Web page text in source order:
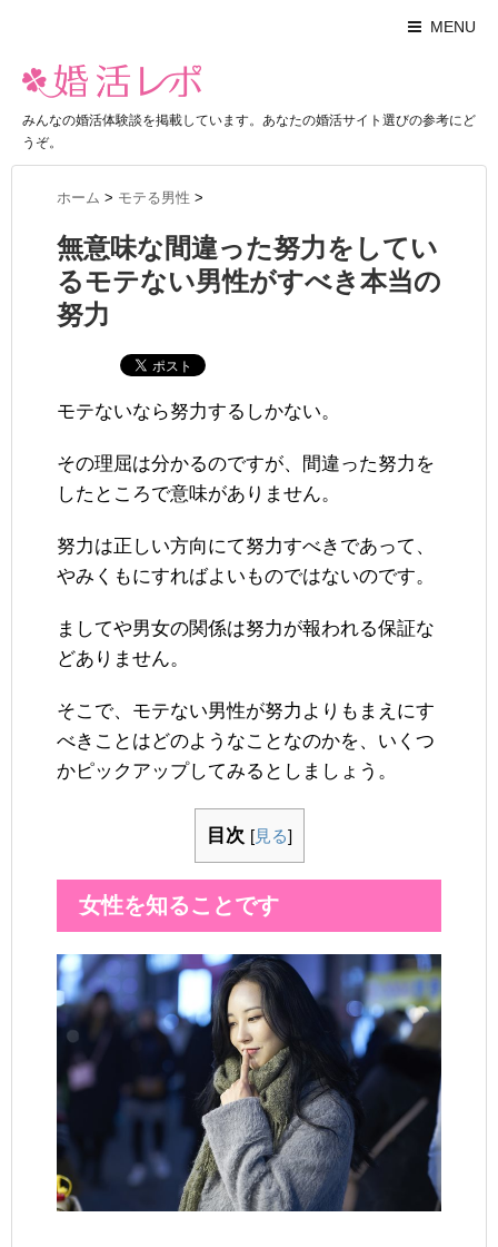
MENU
みんなの婚活体験談を掲載しています。あなたの婚活サイト選びの参考にど
うぞ。
ホーム > モテる男性 >
無意味な間違った努力をしてい
るモテない男性がすべき本当の
努力
モテないなら努力するしかない。
その理屈は分かるのですが、間違った努力を
したところで意味がありません。
努力は正しい方向にて努力すべきであって、
やみくもにすればよいものではないのです。
ましてや男女の関係は努力が報われる保証な
どありません。
そこで、モテない男性が努力よりもまえにす
べきことはどのようなことなのかを、いくつ
かピックアップしてみるとしましょう。
目次 [見る]
女性を知ることです